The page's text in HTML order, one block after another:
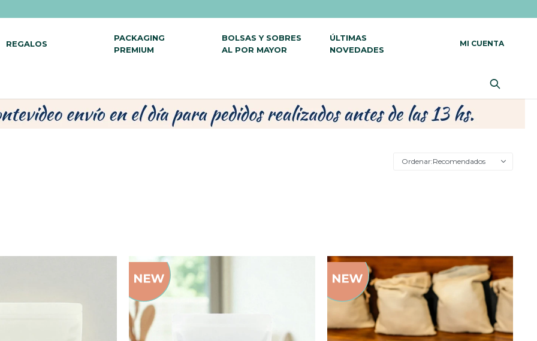
REGALOS
PACKAGING
PREMIUM
BOLSAS Y SOBRES
AL POR MAYOR
ÚLTIMAS
NOVEDADES
Recomendados